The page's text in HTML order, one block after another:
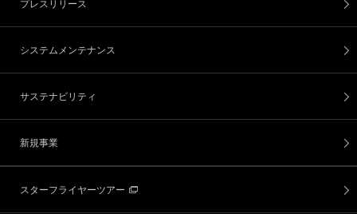
プレスリリース
システムメンテナンス
サステナビリティ
新規事業
スターフライヤーツアー